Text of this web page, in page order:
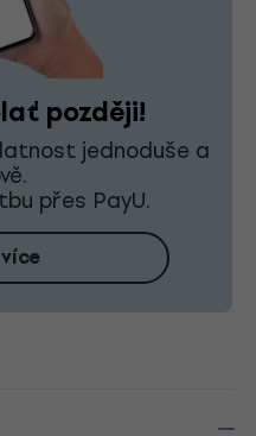
později!
jednoduše a
přes PayU.